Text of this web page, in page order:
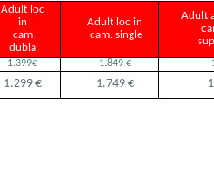
Adult loc
in
cam.
dubla
Adult loc in
cam. single
Adult
1.399€ 1.849 €
1.299 € 1.749 €